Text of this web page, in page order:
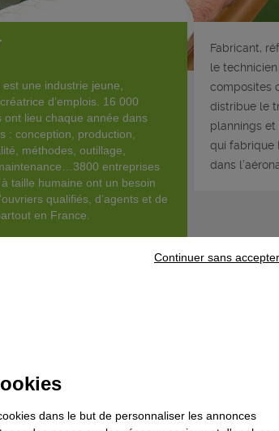
une industrie jeune,
d’emplois. 16 000
ont lieu chaque année dans
: conception, production,
méthodes, outillage,
entreprises
taille humaine ont un besoin
qualifiés, d’agents et de
en France.
Fabricant,
le
composites
distribue le
plannings et
qui fabrique
dans
concrètement ?
dans le but de personnaliser les annonces
Continuer sans accepter